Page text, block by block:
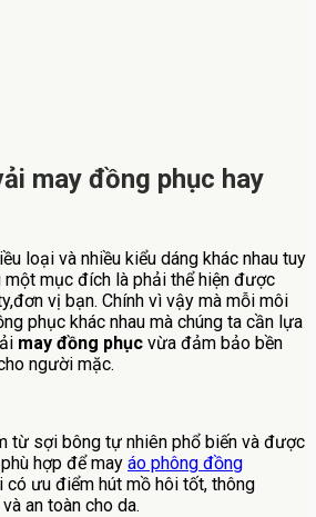
may đồng phục hay
loại và nhiều kiểu dáng khác nhau tuy
một mục đích là phải thể hiện được
vị bạn. Chính vì vậy mà mỗi môi
phục khác nhau mà chúng ta cần lựa
may đồng phục vừa đảm bảo bền
người mặc.
từ sợi bông tự nhiên phổ biến và được
hợp để may áo phông đồng
có ưu điểm hút mồ hôi tốt, thông
an toàn cho da.